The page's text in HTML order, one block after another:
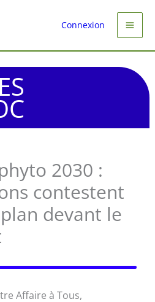
Connexion
2030 :
contestent
devant le
Affaire à Tous,